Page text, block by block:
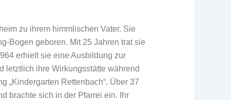
zu ihrem himmlischen Vater. Sie
Bogen geboren. Mit 25 Jahren trat sie
erhielt sie eine Ausbildung zur
letztlich ihre Wirkungsstätte während
„Kindergarten Rettenbach“. Über 37
brachte sich in der Pfarrei ein. Ihr